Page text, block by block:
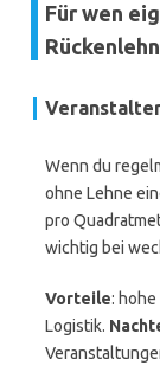
Für wen
Wenn du
ohne Lehne
pro
wichtig bei
Vorteile:
Logistik.